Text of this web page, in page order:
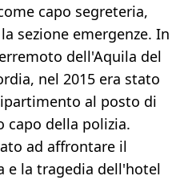
capo segreteria,
sezione emergenze. In
dell'Aquila del
nel 2015 era stato
al posto di
capo della polizia.
ad affrontare il
e la tragedia dell'hotel